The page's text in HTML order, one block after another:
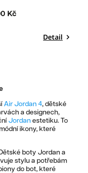
Kč
Detail
Air Jordan 4, dětské
a designech,
Jordan estetiku. To
ikony, které
boty Jordan a
stylu a potřebám
do bot, které